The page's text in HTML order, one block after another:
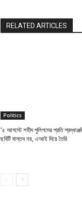
RELATED ARTICLES
Politics
‘৫ আগস্টে শহীদ পুলিশদের প্রতি
ছবিটি বাস্তব নয়, এআই দিয়ে তৈরি